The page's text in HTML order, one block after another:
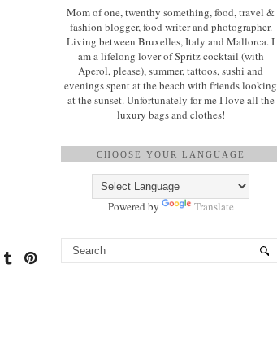
Mom of one, twenthy something, food, travel &
fashion blogger, food writer and photographer.
Living between Bruxelles, Italy and Mallorca. I
am a lifelong lover of Spritz cocktail (with
Aperol, please), summer, tattoos, sushi and
evenings spent at the beach with friends looking
at the sunset. Unfortunately for me I love all the
luxury bags and clothes!
CHOOSE YOUR LANGUAGE
Powered by Translate